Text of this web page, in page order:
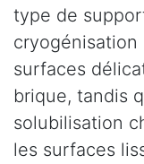
type de
surfaces
brique, tandis
solubilisation
les surfaces